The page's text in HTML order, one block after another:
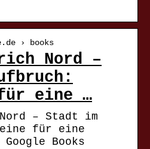
› books
Nord –
eine …
– Stadt im
für eine
Books